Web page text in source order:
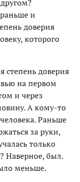
и
доверия
которого
степень доверия
на первом
и через
А кому-то
Раньше
за руки,
только
Наверное, был.
меньше.